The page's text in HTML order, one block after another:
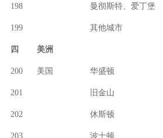
198 曼彻斯特、爱丁堡
199 其他城市
四 美洲
200 美国 华盛顿
201 旧金山
202 休斯顿
203 波士顿